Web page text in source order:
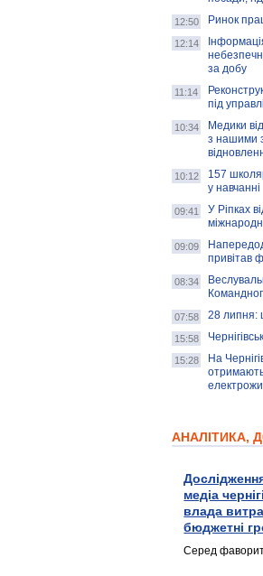
12:50 Ринок
12:14
за добу
11:14
під
10:34
Медики
з нашими
10:12
157
у навчанні
09:41
У Ріпках
09:09
привітав
08:34
07:58 28 липня:
15:58
15:28
На
АНАЛІТИКА,
медіа
влада
бюджетні
Серед